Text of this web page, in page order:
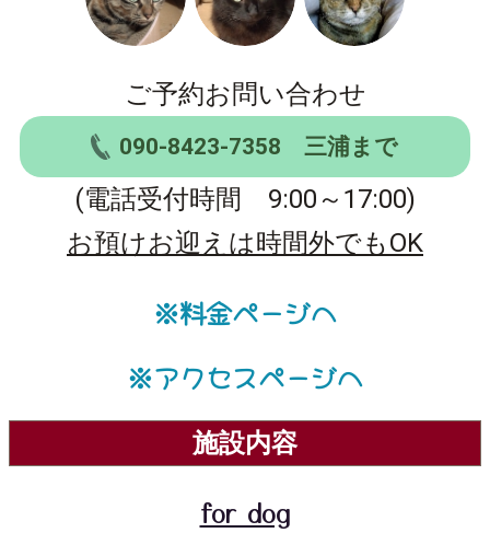
ご予約お問い合わせ
090-8423-7358 三浦まで
(電話受付時間 9:00～17:00)
お預けお迎えは時間外でもOK
※料金ページへ
※アクセスページへ
施設内容
for dog